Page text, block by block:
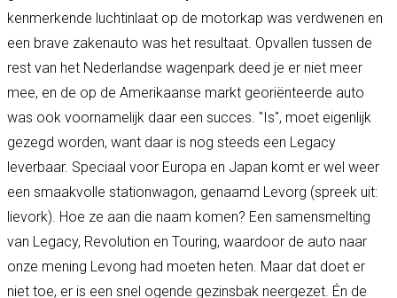
kenmerkende luchtinlaat op de motorkap was verdwenen en
een brave zakenauto was het resultaat. Opvallen tussen de
rest van het Nederlandse wagenpark deed je er niet meer
mee, en de op de Amerikaanse markt georiënteerde auto
was ook voornamelijk daar een succes. "Is'', moet eigenlijk
gezegd worden, want daar is nog steeds een Legacy
leverbaar. Speciaal voor Europa en Japan komt er wel weer
een smaakvolle stationwagon, genaamd Levorg (spreek uit:
lievork). Hoe ze aan die naam komen? Een samensmelting
van Legacy, Revolution en Touring, waardoor de auto naar
onze mening Levong had moeten heten. Maar dat doet er
niet toe, er is een snel ogende gezinsbak neergezet. Én de